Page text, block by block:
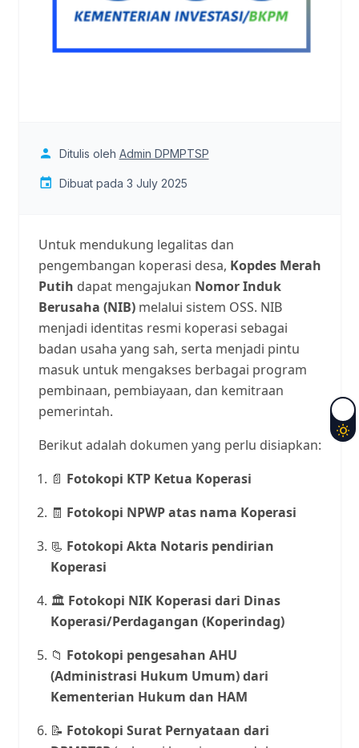
Ditulis oleh Admin DPMPTSP
Dibuat pada 3 July 2025
Untuk mendukung legalitas dan
pengembangan koperasi desa, Kopdes Merah
Putih dapat mengajukan Nomor Induk
Berusaha (NIB)melalui sistem OSS. NIB
menjadi identitas resmi koperasi sebagai
badan usaha yang sah, serta menjadi pintu
masuk untuk mengakses berbagai program
pembinaan, pembiayaan, dan kemitraan
pemerintah.
Berikut adalah dokumen yang perlu disiapkan:
📄 Fotokopi KTP Ketua Koperasi
🧾 Fotokopi NPWP atas nama Koperasi
📃 Fotokopi Akta Notaris pendirian
Koperasi
🏛️ Fotokopi NIK Koperasi dari Dinas
Koperasi/Perdagangan (Koperindag)
📁 Fotokopi pengesahan AHU
(Administrasi Hukum Umum) dari
Kementerian Hukum dan HAM
📝 Fotokopi Surat Pernyataan dari